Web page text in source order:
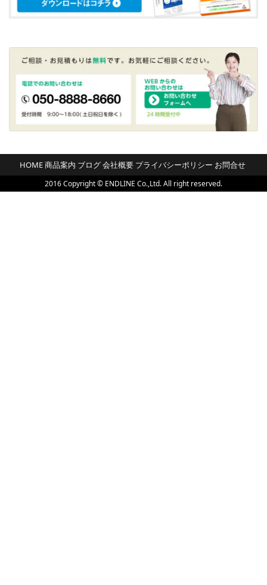
HOME商品案内 ブログ会社概要 プライバシーポリシー お問合せ
2016 Copyright © ENDLINE Co.,Ltd. All right reserved.